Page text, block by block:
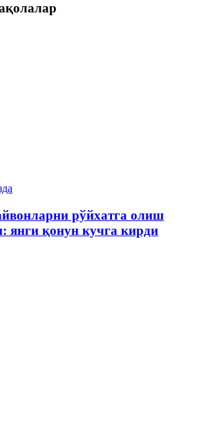
рўйхатга олиш
янги қонун кучга кирди